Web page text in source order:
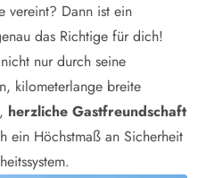
vereint? Dann ist ein
das Richtige für dich!
nur durch seine
kilometerlange breite
herzliche Gastfreundschaft
ein Höchstmaß an Sicherheit